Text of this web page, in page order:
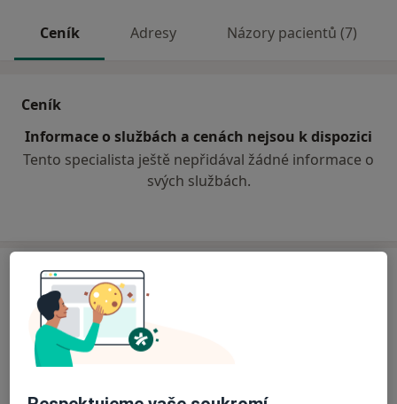
Ceník Adresy Názory pacientů (7)
Ceník
Informace o službách a cenách nejsou k dispozici
Tento specialista ještě nepřidával žádné informace o
svých službách.
Adresa
Poliklinika Zahradní Město spol.s.r.o.
Jabloňová 2992/8,
Přiblížit mapu